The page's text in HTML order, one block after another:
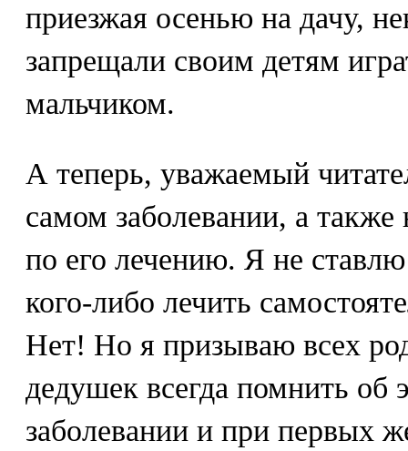
приезжая осенью на дачу,
запрещали своим детям
мальчиком.
А теперь, уважаемый
самом заболевании, а
по его лечению. Я не ставлю
кого-либо лечить
Нет! Но я призываю всех
дедушек всегда помнить об
заболевании и при первых